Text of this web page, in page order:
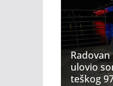
Radovan
ulovio
teškog